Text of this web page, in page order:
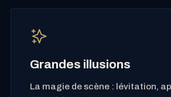
Grandes illusions
La magie de scène : lévitation,